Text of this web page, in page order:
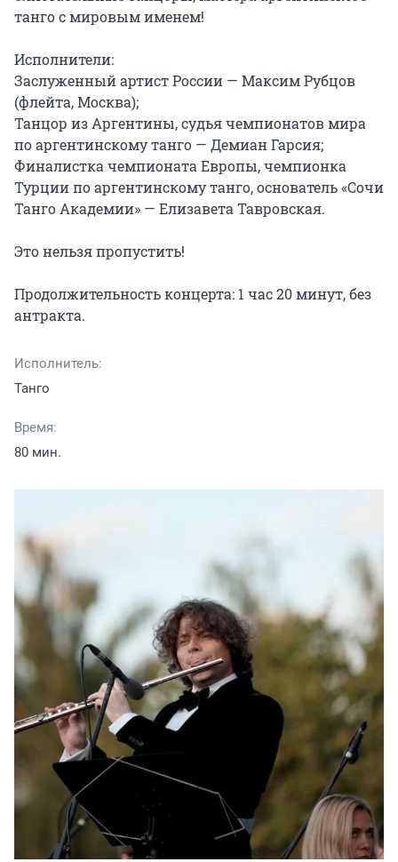
танго с мировым именем!
Исполнители:
Заслуженный артист России — Максим Рубцов
(флейта, Москва);
Танцор из Аргентины, судья чемпионатов мира
по аргентинскому танго — Демиан Гарсия;
Финалистка чемпионата Европы, чемпионка
Турции по аргентинскому танго, основатель «Сочи
Танго Академии» — Елизавета Тавровская.
Это нельзя пропустить!
Продолжительность концерта: 1 час 20 минут, без
антракта.
Исполнитель:
Танго
Время:
80 мин.